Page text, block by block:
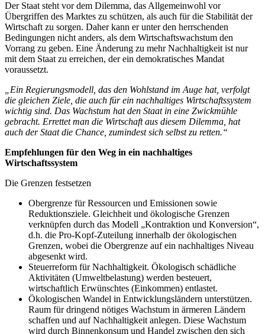
Der Staat steht vor dem Dilemma, das Allgemeinwohl vor
Übergriffen des Marktes zu schützen, als auch für die Stabilität der
Wirtschaft zu sorgen. Daher kann er unter den herrschenden
Bedingungen nicht anders, als dem Wirtschaftswachstum den
Vorrang zu geben. Eine Änderung zu mehr Nachhaltigkeit ist nur
mit dem Staat zu erreichen, der ein demokratisches Mandat
voraussetzt.
„Ein Regierungsmodell, das den Wohlstand im Auge hat, verfolgt
die gleichen Ziele, die auch für ein nachhaltiges Wirtschaftssystem
wichtig sind. Das Wachstum hat den Staat in eine Zwickmühle
gebracht. Errettet man die Wirtschaft aus diesem Dilemma, hat
auch der Staat die Chance, zumindest sich selbst zu retten.“
Empfehlungen für den Weg in ein nachhaltiges
Wirtschaftssystem
Die Grenzen festsetzen
Obergrenze für Ressourcen und Emissionen sowie
Reduktionsziele. Gleichheit und ökologische Grenzen
verknüpfen durch das Modell „Kontraktion und Konversion“,
d.h. die Pro-Kopf-Zuteilung innerhalb der ökologischen
Grenzen, wobei die Obergrenze auf ein nachhaltiges Niveau
abgesenkt wird.
Steuerreform für Nachhaltigkeit. Ökologisch schädliche
Aktivitäten (Umweltbelastung) werden besteuert,
wirtschaftlich Erwünschtes (Einkommen) entlastet.
Ökologischen Wandel in Entwicklungsländern unterstützen.
Raum für dringend nötiges Wachstum in ärmeren Ländern
schaffen und auf Nachhaltigkeit anlegen. Diese Wachstum
wird durch Binnenkonsum und Handel zwischen den sich